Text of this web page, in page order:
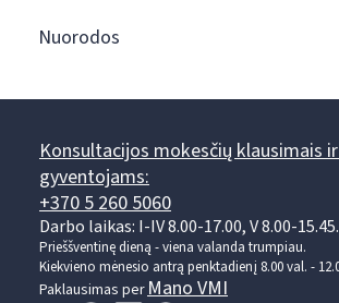
Nuorodos
Konsultacijos mokesčių klausimais
gyventojams:
+370 5 260 5060
Darbo laikas: I-IV 8.00-17.00, V 8.00-15.45.
Prieššventinę dieną - viena valanda trumpiau.
Kiekvieno mėnesio antrą penktadienį 8.00 val. -
Paklausimas perMano VMI